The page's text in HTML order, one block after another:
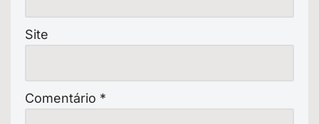
Site
Comentário *